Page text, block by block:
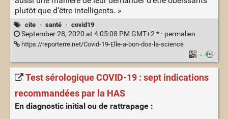
plutôt que d’être intelligents. »
cite · santé · covid19
September 28, 2020 at 4:05:08 PM GMT+2 * · permalien
https://reporterre.net/Covid-19-Elle-a-bon-dos-la-science
·
Test sérologique COVID-19 : sept indications
recommandées par la HAS
En diagnostic initial ou de rattrapage :